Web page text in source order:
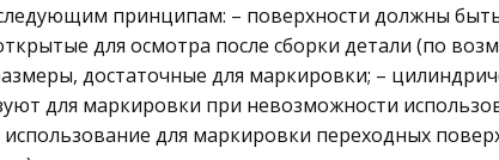
принципам: – поверхности должны
для осмотра после сборки детали (по
достаточные для маркировки; –
для маркировки при невозможности
для маркировки переходных